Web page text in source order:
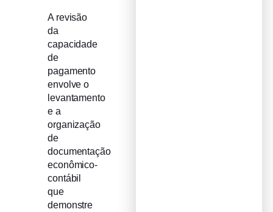
A revisão
da
capacidade
de
pagamento
envolve o
levantamento
e a
organização
de
documentação
econômico-
contábil
que
demonstre